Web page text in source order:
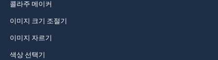
콜라주 메이커
이미지 크기 조절기
이미지 자르기
색상 선택기